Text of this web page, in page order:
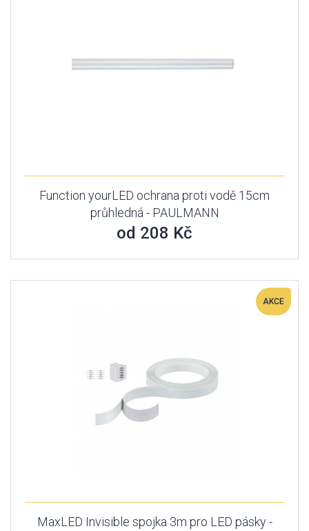
Function yourLED ochrana proti vodě 15cm
průhledná - PAULMANN
od 208 Kč
AKCE
MaxLED Invisible spojka 3m pro LED pásky -